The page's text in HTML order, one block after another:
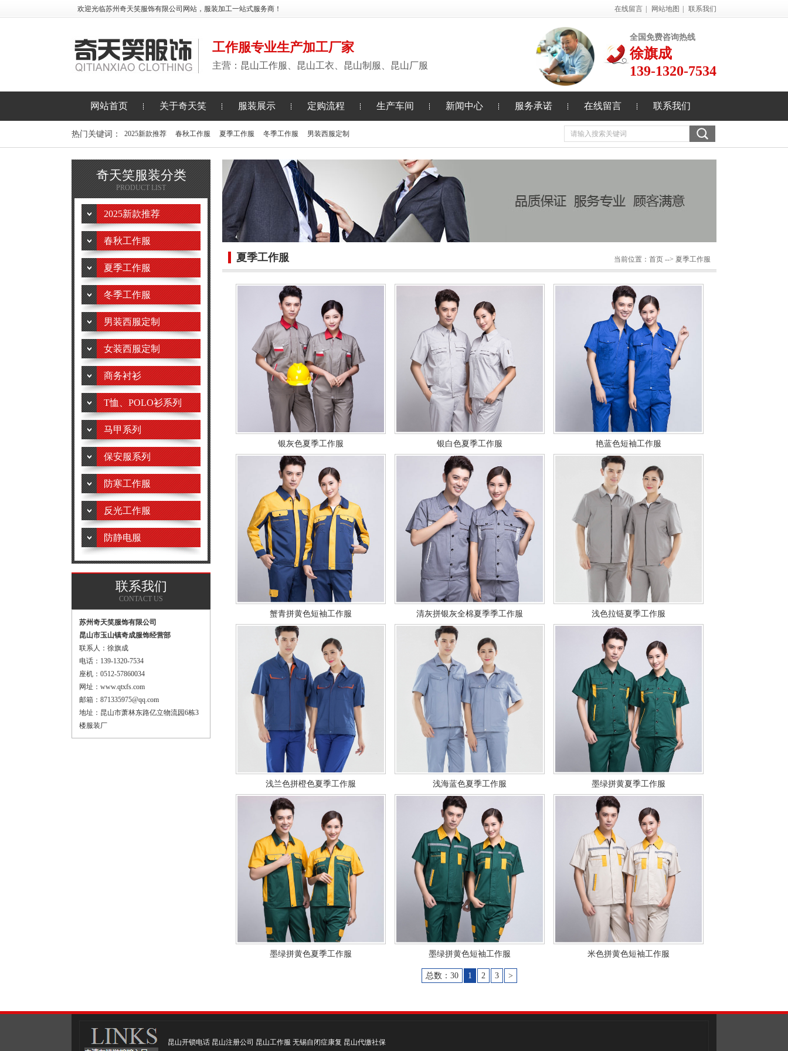
欢迎光临苏州奇天笑服饰有限公司网站，服装加工一站式服务商！ 在线留言 网站地图 联系我们
工作服专业生产加工厂家
主营：昆山工作服、昆山工衣、昆山制服、昆山厂服
全国免费咨询热线
徐旗成
139-1320-7534
网站首页 关于奇天笑 服装展示 定购流程 生产车间 新闻中心 服务承诺 在线留言 联系我们
热门关键词： 2025新款推荐 春秋工作服 夏季工作服 冬季工作服 男装西服定制
奇天笑服装分类
PRODUCT LIST
2025新款推荐
春秋工作服
夏季工作服
冬季工作服
男装西服定制
女装西服定制
商务衬衫
T恤、POLO衫系列
马甲系列
保安服系列
防寒工作服
反光工作服
防静电服
联系我们
CONTACT US
苏州奇天笑服饰有限公司
昆山市玉山镇奇成服饰经营部
联系人：徐旗成
电话：139-1320-7534
座机：0512-57860034
网址：www.qtxfs.com
邮箱：871335975@qq.com
地址：昆山市萧林东路亿立物流园6栋3
楼服装厂
夏季工作服 当前位置： 首页 --> 夏季工作服
银灰色夏季工作服 银白色夏季工作服 艳蓝色短袖工作服
蟹青拼黄色短袖工作服 清灰拼银灰全棉夏季季工作服 浅色拉链夏季工作服
浅兰色拼橙色夏季工作服 浅海蓝色夏季工作服 墨绿拼黄夏季工作服
墨绿拼黄色夏季工作服 墨绿拼黄色短袖工作服 米色拼黄色短袖工作服
总数：30 1 2 3 >
昆山开锁电话 昆山注册公司 昆山工作服 无锡自闭症康复 昆山代缴社保